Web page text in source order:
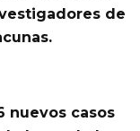
de
nuevos casos